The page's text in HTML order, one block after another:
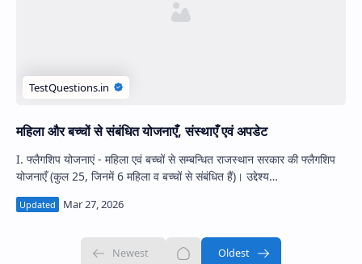
महिला और बच्चों से संबंधित योजनाएँ, संस्थाएँ एवं अपडेट
​I. फ्लैगशिप योजनाएं - महिला एवं बच्चों से सम्बन्धित ​राजस्थान सरकार की फ्लैगशिप
योजनाएँ (कुल 25, जिनमें 6 महिला व बच्चों से संबंधित हैं)। उद्देश्य…